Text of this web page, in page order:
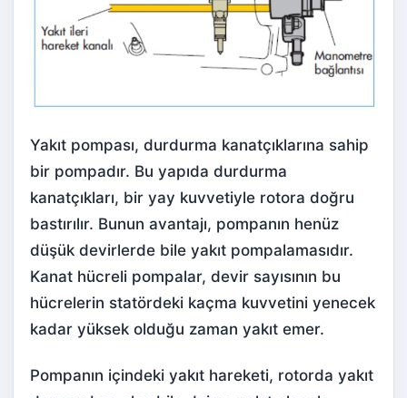
Yakıt pompası, durdurma kanatçıklarına sahip
bir pompadır. Bu yapıda durdurma
kanatçıkları, bir yay kuvvetiyle rotora doğru
bastırılır. Bunun avantajı, pompanın henüz
düşük devirlerde bile yakıt pompalamasıdır.
Kanat hücreli pompalar, devir sayısının bu
hücrelerin statördeki kaçma kuvvetini yenecek
kadar yüksek olduğu zaman yakıt emer.
Pompanın içindeki yakıt hareketi, rotorda yakıt